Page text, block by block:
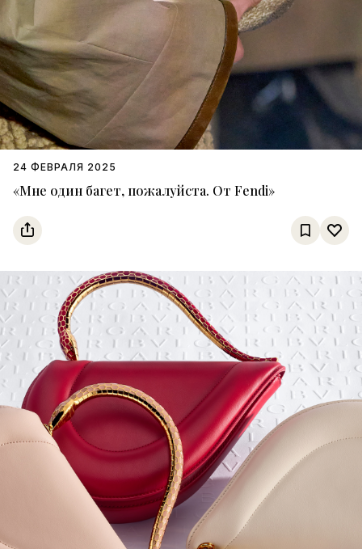
«Мне один багет, пожалуйста. От Fendi»
24 ФЕВРАЛЯ 2025